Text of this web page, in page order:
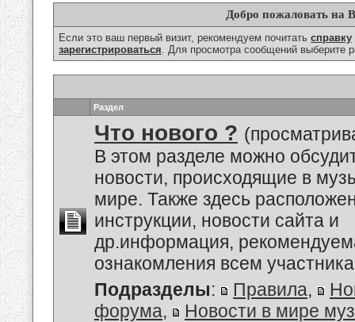
Добро пожаловать на
Если это ваш первый визит, рекомендуем почитать справку
зарегистрироваться. Для просмотра сообщений выберите
Раздел
Что нового ?
В этом разделе можно
новости, происходящие в
мире. Также здесь
инструкции, новости сайта и
др.информация,
ознакомления всем
Подразделы: Правила,
форума, Новости в мире